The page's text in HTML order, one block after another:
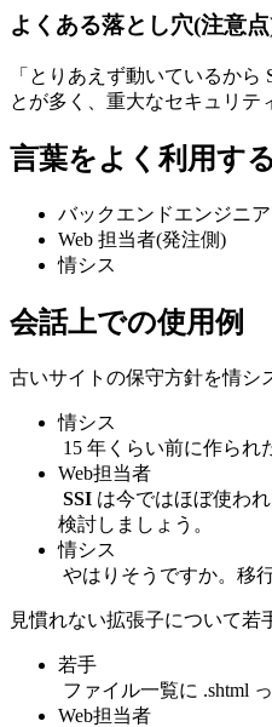
よくある落とし穴(注意
「とりあえず動いているか
とが多く、重大なセキュリテ
言葉をよく利用す
バックエンドエンジニア
Web 担当者(発注側)
情シス
会話上での使用例
古いサイトの保守方針を情シ
情シス
15 年くらい前に作られ
Web担当者
SSI は今ではほぼ使わ
検討しましょう。
情シス
やはりそうですか。移
見慣れない拡張子について若
若手
ファイル一覧に .shtml
Web担当者